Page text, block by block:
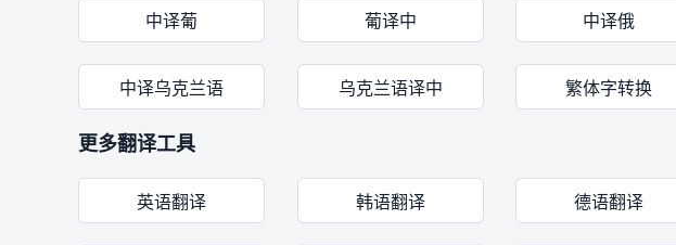
中译葡 葡译中 中译俄
中译乌克兰语 乌克兰语译中 繁体字转换
更多翻译工具
英语翻译 韩语翻译 德语翻译